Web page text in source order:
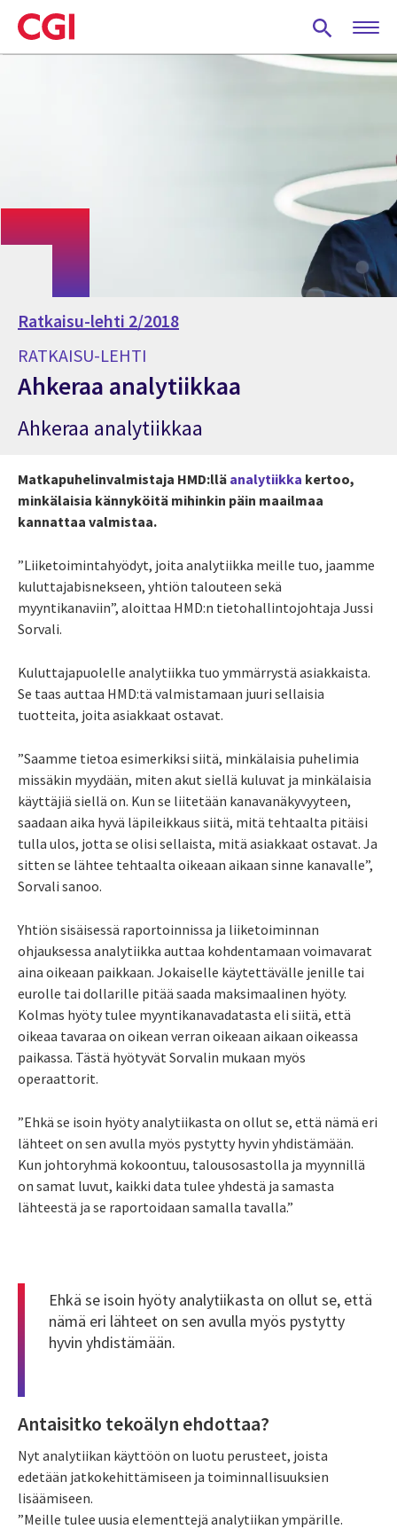
Skip
to
main
Ratkaisu-lehti 2/2018
RATKAISU-LEHTI
Ahkeraa analytiikkaa
Ahkeraa analytiikkaa
Matkapuhelinvalmistaja HMD:llä analytiikka kertoo,
minkälaisia kännyköitä mihinkin päin maailmaa
kannattaa valmistaa.
”Liiketoimintahyödyt, joita analytiikka meille tuo, jaamme
kuluttajabisnekseen, yhtiön talouteen sekä
myyntikanaviin”, aloittaa HMD:n tietohallintojohtaja Jussi
Sorvali.
Kuluttajapuolelle analytiikka tuo ymmärrystä asiakkaista.
Se taas auttaa HMD:tä valmistamaan juuri sellaisia
tuotteita, joita asiakkaat ostavat.
”Saamme tietoa esimerkiksi siitä, minkälaisia puhelimia
missäkin myydään, miten akut siellä kuluvat ja minkälaisia
käyttäjiä siellä on. Kun se liitetään kanavanäkyvyyteen,
saadaan aika hyvä läpileikkaus siitä, mitä tehtaalta pitäisi
tulla ulos, jotta se olisi sellaista, mitä asiakkaat ostavat. Ja
sitten se lähtee tehtaalta oikeaan aikaan sinne kanavalle”,
Sorvali sanoo.
Yhtiön sisäisessä raportoinnissa ja liiketoiminnan
ohjauksessa analytiikka auttaa kohdentamaan voimavarat
aina oikeaan paikkaan. Jokaiselle käytettävälle jenille tai
eurolle tai dollarille pitää saada maksimaalinen hyöty.
Kolmas hyöty tulee myyntikanavadatasta eli siitä, että
oikeaa tavaraa on oikean verran oikeaan aikaan oikeassa
paikassa. Tästä hyötyvät Sorvalin mukaan myös
operaattorit.
”Ehkä se isoin hyöty analytiikasta on ollut se, että nämä eri
lähteet on sen avulla myös pystytty hyvin yhdistämään.
Kun johtoryhmä kokoontuu, talousosastolla ja myynnillä
on samat luvut, kaikki data tulee yhdestä ja samasta
lähteestä ja se raportoidaan samalla tavalla.”
Ehkä se isoin hyöty analytiikasta on ollut se, että
nämä eri lähteet on sen avulla myös pystytty
hyvin yhdistämään.
Antaisitko tekoälyn ehdottaa?
Nyt analytiikan käyttöön on luotu perusteet, joista
edetään jatkokehittämiseen ja toiminnallisuuksien
lisäämiseen.
”Meille tulee uusia elementtejä analytiikan ympärille.